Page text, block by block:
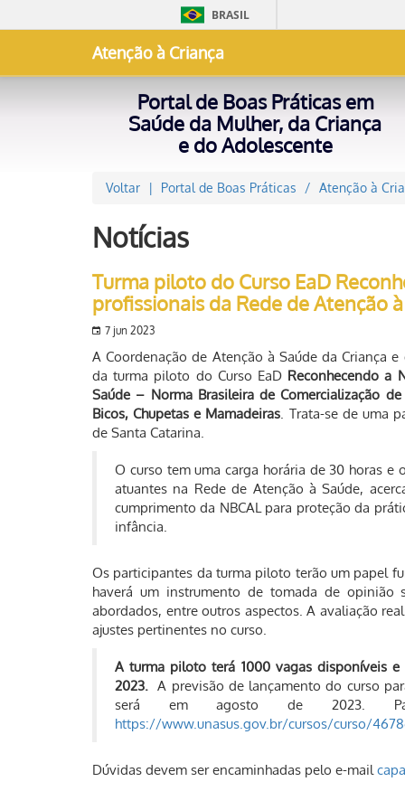
BRASIL
Atenção à Criança
Portal de Boas Práticas em
Saúde da Mulher, da Criança
e do Adolescente
Voltar Portal de Boas Práticas Atenção à
Notícias
Turma piloto do Curso EaD
profissionais da Rede de Atenção
7 jun 2023
A Coordenação de Atenção à Saúde da Criança
da turma piloto do Curso EaD Reconhecendo a
Saúde – Norma Brasileira de Comercialização
Bicos, Chupetas e Mamadeiras. Trata-se de uma
de Santa Catarina.
O curso tem uma carga horária de 30 horas
atuantes na Rede de Atenção à Saúde,
cumprimento da NBCAL para proteção da
infância.
Os participantes da turma piloto terão um papel
haverá um instrumento de tomada de opinião
abordados, entre outros aspectos. A avaliação
ajustes pertinentes no curso.
A turma piloto terá 1000 vagas disponíveis
2023. A previsão de lançamento do curso
será em agosto de 2023.
https://www.unasus.gov.br/cursos/curso/
Dúvidas devem ser encaminhadas pelo e-mail